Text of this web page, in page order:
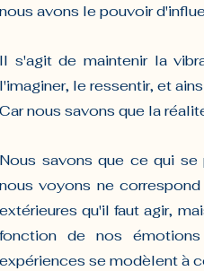
nous avons le pouvoir
Il s'agit de maintenir la
l'imaginer, le ressentir, et
Car nous savons que la
Nous savons que ce qui
nous voyons ne
extérieures qu'il faut agir,
fonction de nos
expériences se modèlent à